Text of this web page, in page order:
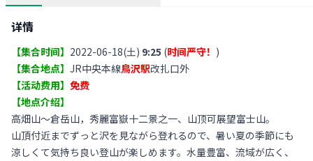
详情
【集合时间】 2022-06-18(土) 9:25 (时间严守！ )
【集合地点】 JR中央本線鳥沢駅改扎口外
【活动费用】 免费
【地点介绍】
高畑山～倉岳山，秀麗富嶽十二景之一、山顶可展望富士山。
山頂付近までずっと沢を見ながら登れるので、暑い夏の季節にも
涼しくて気持ち良い登山が楽しめます。水量豊富、流域が広く、